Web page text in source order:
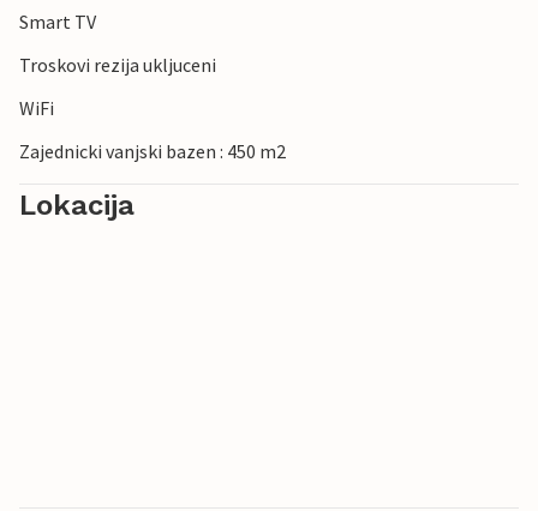
Smart TV
Troskovi rezija ukljuceni
WiFi
Zajednicki vanjski bazen : 450 m2
Lokacija